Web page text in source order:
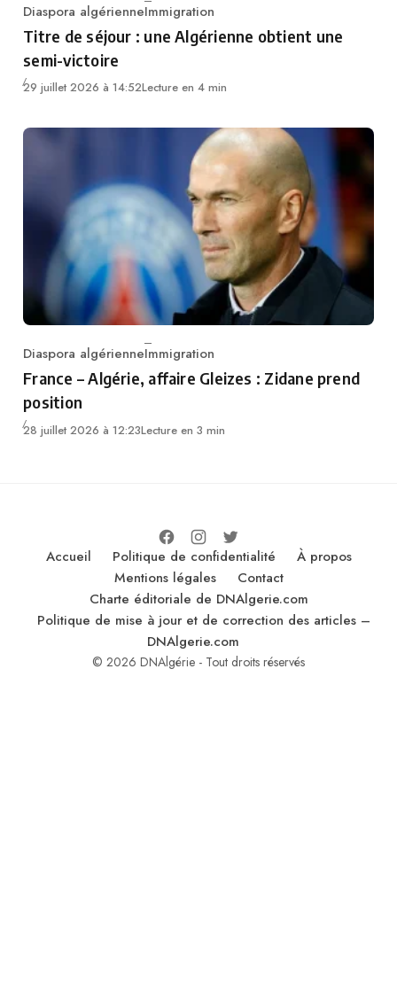
Category
Diaspora algérienneImmigration
Titre de séjour : une Algérienne obtient une
semi-victoire
29 juillet 2026 à 14:52Lecture en 4 min
Category
Diaspora algérienneImmigration
France – Algérie, affaire Gleizes : Zidane prend
position
28 juillet 2026 à 12:23Lecture en 3 min
Accueil Politique de confidentialité
À propos
Mentions légales
Contact
Charte éditoriale de DNAlgerie.com
Politique de mise à jour et de correction des articles –
DNAlgerie.com
© 2026 DNAlgérie - Tout droits réservés